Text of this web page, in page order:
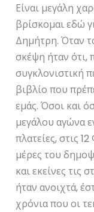
Είναι μεγάλη
βρίσκομαι εδώ
Δημήτρη. Όταν
σκέψη ήταν ότι,
συγκλονιστική
βιβλίο που
εμάς. Όσοι και
μεγάλου αγώνα
πλατείες, στις
μέρες του
και εκείνες τις
ήταν ανοιχτά,
χρόνια που οι